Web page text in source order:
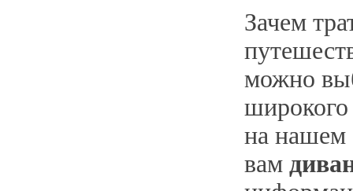
Зачем
можно
широкого
на нашем
вам